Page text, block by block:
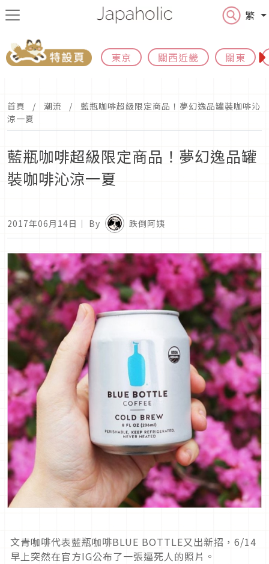
繁
東京 關西近畿 關東
首頁 潮流
藍瓶咖啡超級限定商品！夢幻逸品罐裝咖啡沁
涼一夏
藍瓶咖啡超級限定商品！夢幻逸品罐
裝咖啡沁涼一夏
2017年06月14日 ｜ By 跌倒阿姨
文青咖啡代表藍瓶咖啡BLUE BOTTLE又出新招，6/14
早上突然在官方IG公布了一張逼死人的照片。